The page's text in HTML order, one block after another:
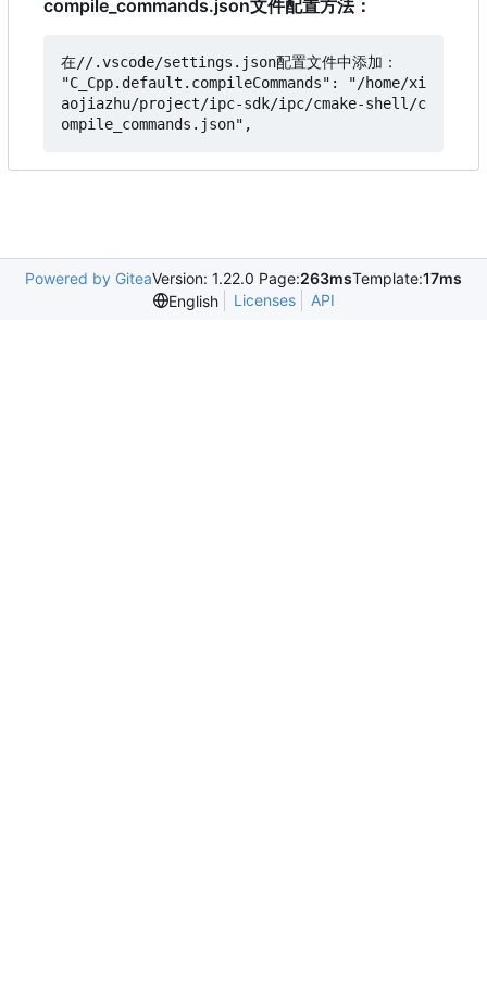
compile_commands.json文件配置方法：
在//.vscode/settings.json配置文件中添加 ：
"C_Cpp.default.compileCommands": "/home/xi
aojiazhu/project/ipc-sdk/ipc/cmake-shell/c
Powered by GiteaVersion: 1.22.0 Page:263msTemplate:17ms
English
Licenses API